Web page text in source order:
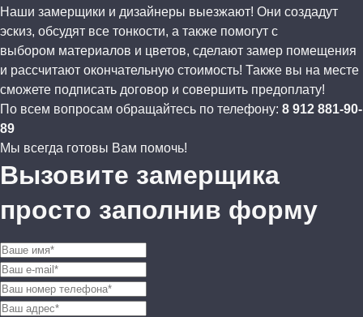
Наши замерщики и дизайнеры выезжают! Они создадут
эскиз, обсудят все тонкости, а также помогут с
выбором материалов и цветов, сделают замер помещения
и рассчитают окончательную стоимость! Также вы на месте
сможете подписать договор и совершить предоплату!
По всем вопросам обращайтесь по телефону: 8 912 881-90-
89
Мы всегда готовы Вам помочь!
Вызовите замерщика
просто заполнив форму